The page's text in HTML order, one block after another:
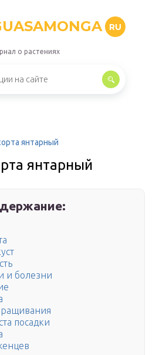
RU
о растениях
янтарный
янтарный
и болезни
посадки